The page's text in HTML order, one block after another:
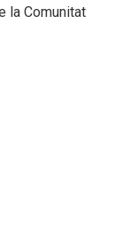
la Comunitat